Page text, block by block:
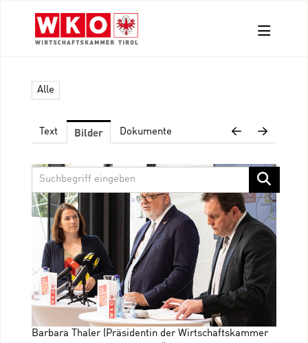
Pressefotos
Kontakt
Alle
Text Bilder Dokumente
Barbara Thaler (Präsidentin der Wirtschaftskammer